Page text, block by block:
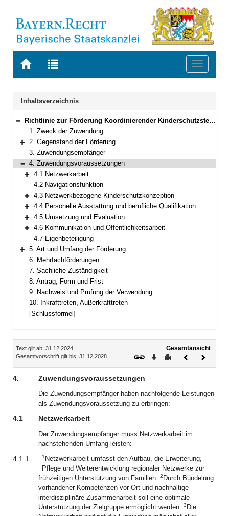
Zur
BAYERN.RECHT
Zur
letzten
Suche
Toggle
Navigation
Inhaltsverzeichnis
Bereich reduzieren
Richtlinie zur Förderung Koordinierender Kinderschutzstellen KoKi – Netzwerk frühe Kindheit
1. Zweck der Zuwendung
Bereich erweitern
2. Gegenstand der Förderung
3. Zuwendungsempfänger
Bereich reduzieren
4. Zuwendungsvoraussetzungen
Bereich erweitern
4.1 Netzwerkarbeit
4.2 Navigationsfunktion
Bereich erweitern
4.3 Netzwerkbezogene Kinderschutzkonzeption
Bereich erweitern
4.4 Personelle Ausstattung und berufliche Qualifikation
Bereich erweitern
4.5 Umsetzung und Evaluation
Bereich erweitern
4.6 Kommunikation und Öffentlichkeitsarbeit
4.7 Eigenbeteiligung
Bereich erweitern
5. Art und Umfang der Förderung
6. Mehrfachförderungen
7. Sachliche Zuständigkeit
8. Antrag; Form und Frist
9. Nachweis und Prüfung der Verwendung
10. Inkrafttreten, Außerkrafttreten
[Schlussformel]
Inhalt
Text gilt ab: 31.12.2024
Gesamtvorschrift gilt bis: 31.12.2028
Gesamtansicht
Download
DruckenVorheriges
4. Zuwendungsvoraussetzungen
Die Zuwendungsempfänger haben nachfolgende Leistungen
als Zuwendungsvoraussetzung zu erbringen:
4.1 Netzwerkarbeit
Der Zuwendungsempfänger muss Netzwerkarbeit im
nachstehenden Umfang leisten:
4.1.1 1 Netzwerkarbeit umfasst den Aufbau, die Erweiterung,
Pflege und Weiterentwicklung regionaler Netzwerke zur
frühzeitigen Unterstützung von Familien. 2 Durch Bündelung
vorhandener Kompetenzen vor Ort und nachhaltige
interdisziplinäre Zusammenarbeit soll eine optimale
Unterstützung der Zielgruppe ermöglicht werden. 3 Die